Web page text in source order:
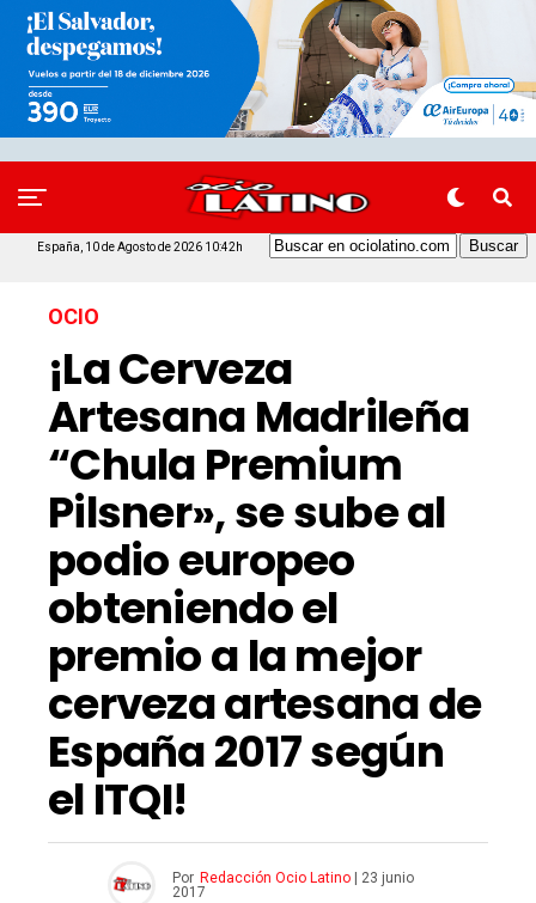
España, 10 de Agosto de 2026 10:42h
OCIO
¡La Cerveza
Artesana Madrileña
“Chula Premium
Pilsner», se sube al
podio europeo
obteniendo el
premio a la mejor
cerveza artesana de
España 2017 según
el ITQI!
Por Redacción Ocio Latino|
23 junio
2017